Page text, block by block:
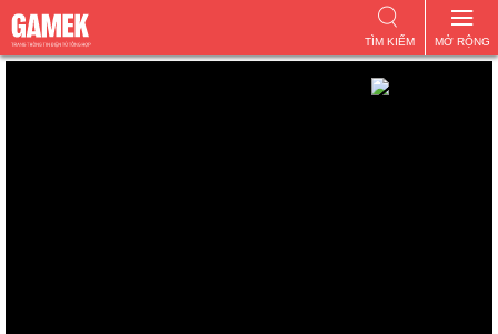
MỞ RỘNG
TÌM KIẾM